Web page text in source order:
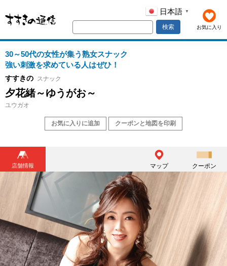
お気に入り
日本語 ▼
検索
30～50代の女性が集う熟女スナック
強い刺激を求めている人はぜひ！
すすきの スナック
夕花緒～ゆうがお～
ユウガオ
お気に入りに追加 クーポンと地図を印刷
店舗情報 マップ クーポン